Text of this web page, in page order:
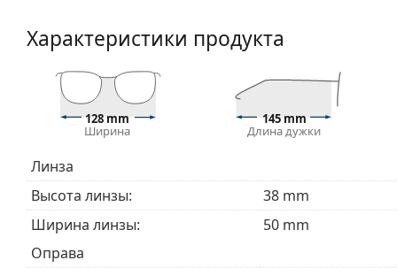
Мы доставляем очки в оригинальном футляре.
Прилагаемая салфетка идеально подходит для
могут поставляться с тканевым мешочком
Изучите полный ассортименточков, чтобы найти
руководством по очкам
, если вам нужна помощь в
Это медицинское изделие. Перед использованием
Характеристики продукта
128 mm
Ширина
145 mm
Длина дужки
Линза
Высота линзы:
38 mm
Ширина линзы:
50 mm
Оправа